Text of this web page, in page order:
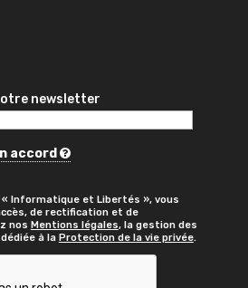
newsletter
accord
Informatique et Libertés », vous
de rectification et de
nos Mentions légales, la gestion des
à la Protection de la vie privée.